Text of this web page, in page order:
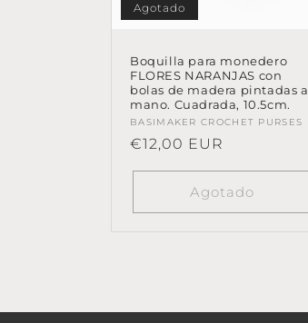
Agotado
Boquilla para monedero
FLORES NARANJAS con
bolas de madera pintadas a
mano. Cuadrada, 10.5cm.
Proveedor:
BASIMAKER CROCHET PURSES
Precio
€12,00 EUR
Agotado